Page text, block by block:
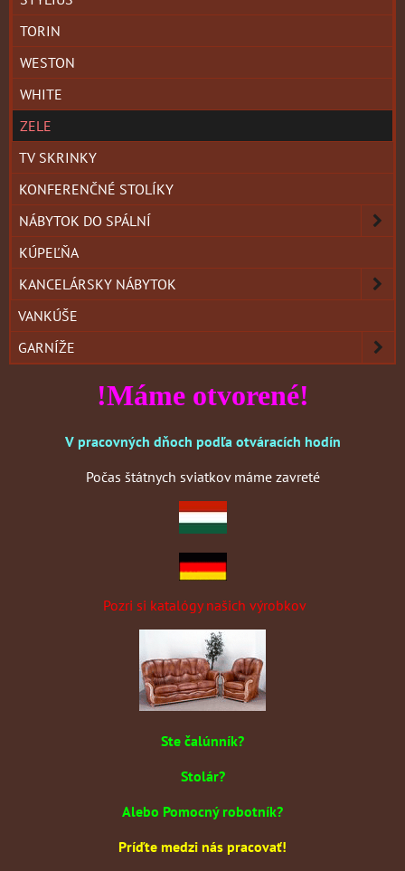
TORIN
WESTON
WHITE
ZELE
TV SKRINKY
KONFERENČNÉ STOLÍKY
NÁBYTOK DO SPÁLNÍ
KÚPEĽŇA
KANCELÁRSKY NÁBYTOK
VANKÚŠE
GARNÍŽE
!Máme otvorené!
V pracovných dňoch podľa otváracích hodín
Počas štátnych sviatkov máme zavreté
Pozri si katalógy našich výrobkov
Ste čalúnník?
Stolár?
Alebo Pomocný robotník?
Príďte medzi nás pracovať!